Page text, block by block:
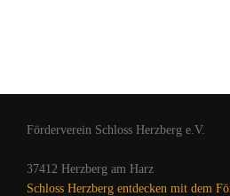
Förderverein Schloss Herzberg e.V.
37412 Herzberg am Harz
Schloss Herzberg entdecken mit dem